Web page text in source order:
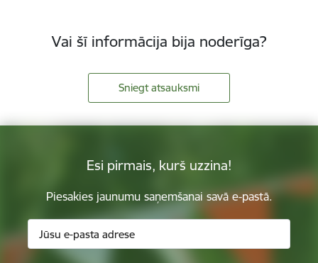
Vai šī informācija bija noderīga?
Sniegt atsauksmi
Esi pirmais, kurš uzzina!
Piesakies jaunumu saņemšanai savā e-pastā.